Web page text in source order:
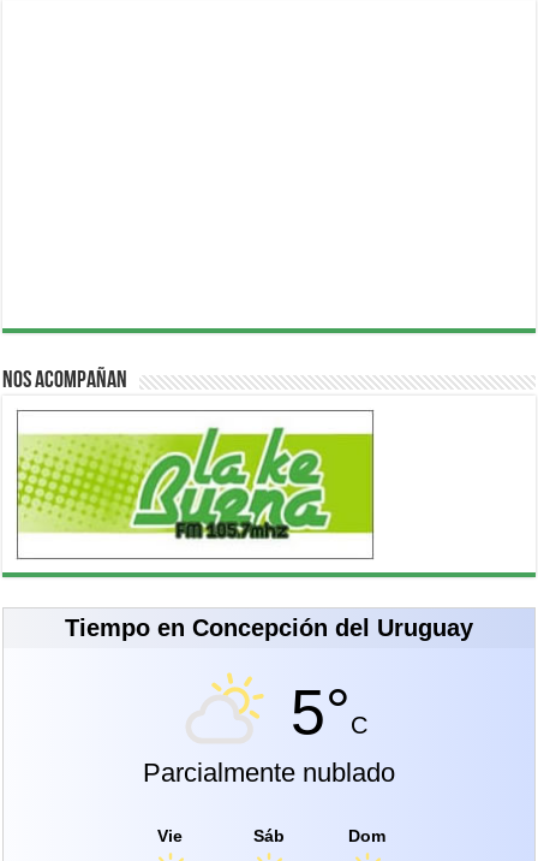
Nos acompañan
Tiempo en Concepción del Uruguay
5°C
Parcialmente nublado
Vie Sáb Dom